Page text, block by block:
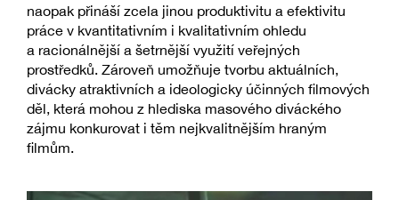
naopak přináší zcela jinou produktivitu a efektivitu
práce v kvantitativním i kvalitativním ohledu
a racionálnější a šetrnější využití veřejných
prostředků. Zároveň umožňuje tvorbu aktuálních,
divácky atraktivních a ideologicky účinných filmových
děl, která mohou z hlediska masového diváckého
zájmu konkurovat i těm nejkvalitnějším hraným
filmům.